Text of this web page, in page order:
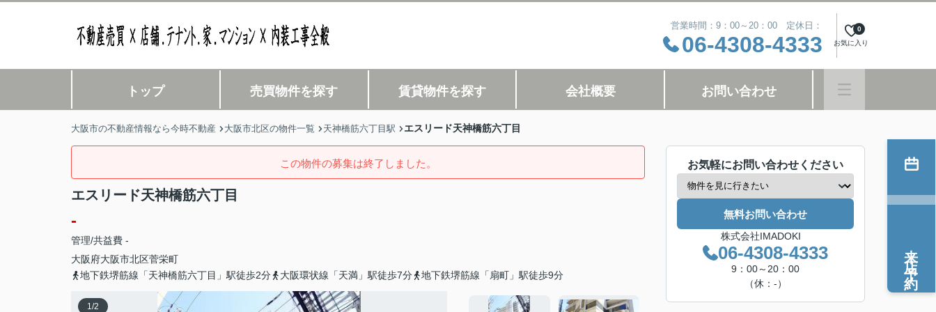
営業時間：9：00～20：00 定休日：
06-4308-4333 お気に入り
0
トップ 売買物件を探す 賃貸物件を探す 会社概要 お問い合わせ
大阪市の不動産情報なら今時不動産 大阪市北区の物件一覧 天神橋筋六丁目駅 エスリード天神橋筋六丁目
この物件の募集は終了しました。
エスリード天神橋筋六丁目
-
管理/共益費 -
大阪府大阪市北区菅栄町
地下鉄堺筋線「天神橋筋六丁目」駅徒歩2分
大阪環状線「天満」駅徒歩7分 地下鉄堺筋線「扇町」駅徒歩9分
1/2
お気軽にお問い合わせください
無料お問い合わせ
株式会社IMADOKI
06-4308-4333
9：00～20：00
（休：-）
来店予約